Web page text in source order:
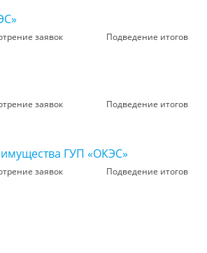
заявок Подведение итогов
заявок Подведение итогов
ГУП «ОКЭС»
заявок Подведение итогов